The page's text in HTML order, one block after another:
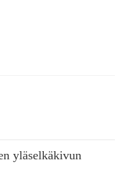
yläselkäkivun